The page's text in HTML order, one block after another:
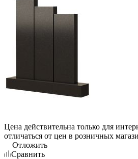
Цена действительна только для
отличаться от цен в розничных
Отложить
Сравнить